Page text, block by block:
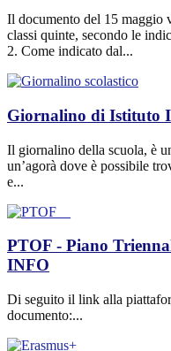
Il documento del 15 maggio
classi quinte, secondo le
2. Come indicato dal...
Giornalino di Istituto
Il giornalino della scuola, è
un’agorà dove è possibile
e...
PTOF - Piano
INFO
Di seguito il link alla
documento:...